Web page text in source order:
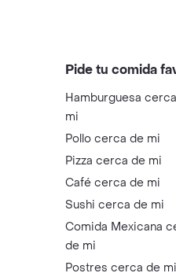
Pide tu comida
Hamburguesa
mi
Pollo cerca de mi
Pizza cerca de mi
Café cerca de mi
Sushi cerca de mi
Comida Mexicana
de mi
Postres cerca de mi